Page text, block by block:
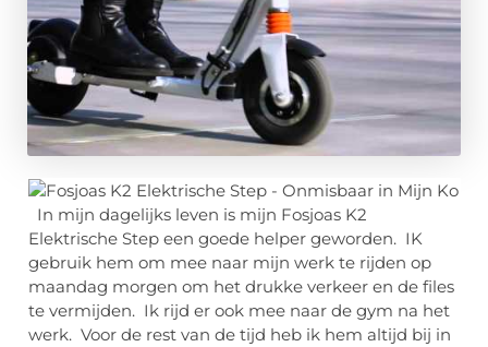
In mijn dagelijks leven is mijn Fosjoas K2
Elektrische Step een goede helper geworden. IK
gebruik hem om mee naar mijn werk te rijden op
maandag morgen om het drukke verkeer en de files
te vermijden. Ik rijd er ook mee naar de gym na het
werk. Voor de rest van de tijd heb ik hem altijd bij in